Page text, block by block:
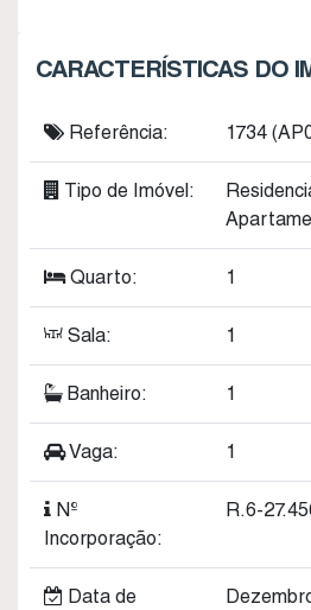
CARACTERÍSTICAS DO
Referência: 1734
Tipo de Imóvel:
Quarto: 1
Sala: 1
Banheiro: 1
Vaga: 1
Nº
Incorporação:
R.6-
Data de